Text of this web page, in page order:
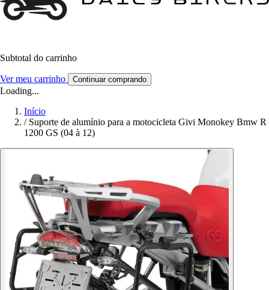
Subtotal do carrinho
Ver meu carrinho Continuar comprando
Loading...
Início
/ Suporte de alumínio para a motocicleta Givi Monokey Bmw R
1200 GS (04 à 12)